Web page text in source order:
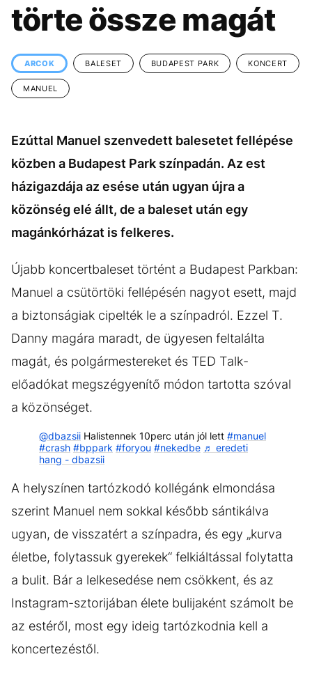
KÖZÉLET
ÉLETMÓD DESIGN
BESZÉLGETÉSEK ARCOK
VIDEÓ
törte össze magát
ARCOK BALESET BUDAPEST PARK KONCERT
MANUEL
Ezúttal Manuel szenvedett balesetet fellépése
közben a Budapest Park színpadán. Az est
házigazdája az esése után ugyan újra a
közönség elé állt, de a baleset után egy
magánkórházat is felkeres.
Újabb koncertbaleset történt a Budapest Parkban:
Manuel a csütörtöki fellépésén nagyot esett, majd
a biztonságiak cipelték le a színpadról. Ezzel T.
Danny magára maradt, de ügyesen feltalálta
magát, és polgármestereket és TED Talk-
előadókat megszégyenítő módon tartotta szóval
a közönséget.
@dbazsii Halistennek 10perc után jól lett #manuel
#crash #bppark #foryou #nekedbe ♬ eredeti
hang - dbazsii
A helyszínen tartózkodó kollégánk elmondása
szerint Manuel nem sokkal később sántikálva
ugyan, de visszatért a színpadra, és egy „kurva
életbe, folytassuk gyerekek“ felkiáltással folytatta
a bulit. Bár a lelkesedése nem csökkent, és az
Instagram-sztorijában élete bulijaként számolt be
az estéről, most egy ideig tartózkodnia kell a
koncertezéstől.